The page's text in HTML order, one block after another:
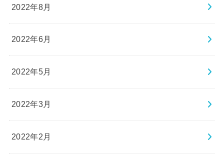
2022年8月
2022年6月
2022年5月
2022年3月
2022年2月